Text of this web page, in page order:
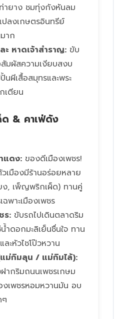
ายาง ชมทุ่งกังหันลม
ปลงเกษตรอินทรีย์
าก
หาดเจ้าสำราญ: ขับ
มผัสความเงียบสงบ
นผีเสื้อสมุทรและพระ
เตียน
ด & คาเฟ่ดัง
แดง: ของดีเมืองเพชร!
วเมืองมีร้านอร่อยหลาย
ง, เพ็ญพริกเผ็ด) ทานคู่
พาะเมืองเพชร
ร: ขับรถไปเดินตลาดริม
ำดอกมะลิเย็นชื่นใจ ทาน
ะหัวไชโป๊วหวาน
ม่กิมลุน / แม่กิมไล้):
ากริมถนนเพชรเกษม
เพชรหอมหวานมัน อบ